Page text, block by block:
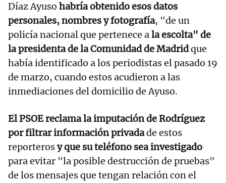
Díaz Ayuso habría obtenido esos datos
personales, nombres y fotografía, "de un
policía nacional que pertenece ala escolta" de
la presidenta de la Comunidad de Madridque
había identificado a los periodistas el pasado 19
de marzo, cuando estos acudieron a las
inmediaciones del domicilio de Ayuso.
El PSOE reclama la imputación de Rodríguez
por filtrar información privadade estos
reporterosy que su teléfono sea investigado
para evitar "la posible destrucción de pruebas"
de los mensajes que tengan relación con el